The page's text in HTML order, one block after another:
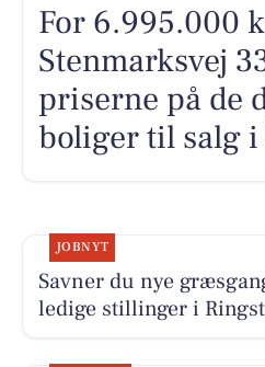
For 6.995.000
Stenmarksvej
priserne på de
boliger til salg i
JOBNYT
Savner du nye
ledige stillinger i